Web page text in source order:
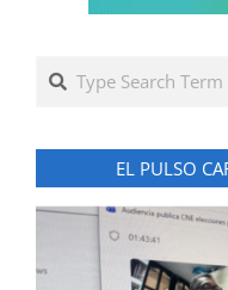
Search
EL PULSO